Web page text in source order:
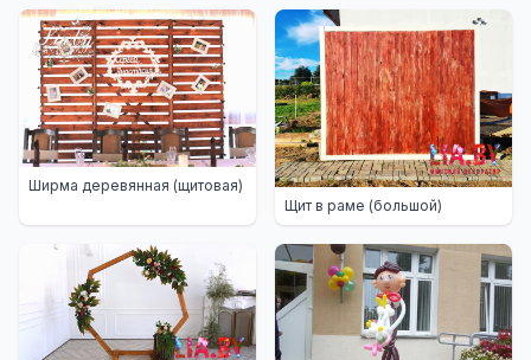
Ширма деревянная (щитовая)
Щит в раме (большой)